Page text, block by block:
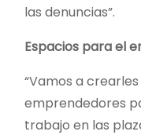
las denuncias”.
Espacios para el
“Vamos a
emprendedores
trabajo en las